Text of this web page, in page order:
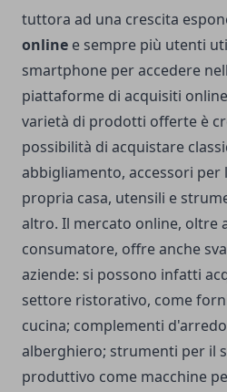
tuttora ad una crescita
online e sempre più utenti
smartphone per accedere
piattaforme di acquisiti
varietà di prodotti offerte è
possibilità di acquistare
abbigliamento, accessori
propria casa, utensili e
altro. Il mercato online, oltre
consumatore, offre anche
aziende: si possono infatti
settore ristorativo, come
cucina; complementi
alberghiero; strumenti per il
produttivo come macchine